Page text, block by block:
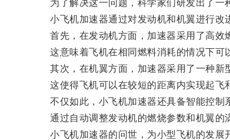
为了解决这一问题，科学家们研发出了一
小飞机加速器通过对发动机和机翼进行改
首先，在发动机方面，加速器采用了高效
这意味着飞机在相同燃料消耗的情况下可
其次，在机翼方面，加速器采用了一种新
这使得飞机可以在较短的距离内实现起飞
不仅如此，小飞机加速器还具备智能控制
通过自动调整发动机的燃烧参数和机翼的
小飞机加速器的问世，为小型飞机的发展